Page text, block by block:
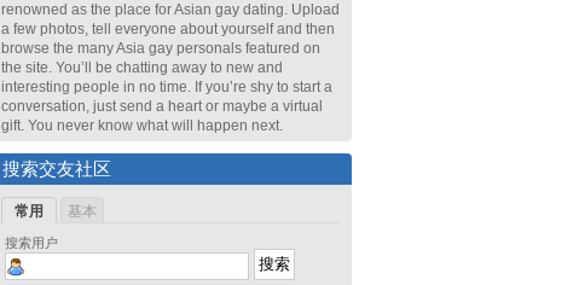
renowned as the place for Asian gay dating. Upload
a few photos, tell everyone about yourself and then
browse the many Asia gay personals featured on
the site. You’ll be chatting away to new and
interesting people in no time. If you’re shy to start a
conversation, just send a heart or maybe a virtual
gift. You never know what will happen next.
搜索交友社区
常用 基本
搜索用户